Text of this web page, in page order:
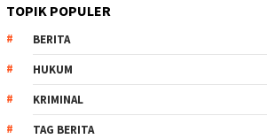
TOPIK POPULER
BERITA
HUKUM
KRIMINAL
TAG BERITA